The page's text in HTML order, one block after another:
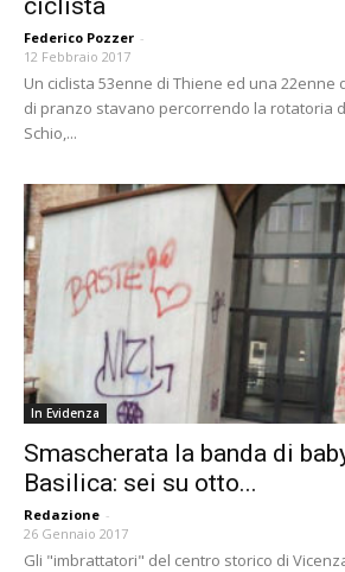
ciclista
Federico Pozzer -
12 Febbraio 2017
Un ciclista 53enne di Thiene ed una 22enne
di pranzo stavano percorrendo la rotatoria
Schio,...
In Evidenza
Smascherata la banda di
Basilica: sei su otto...
Redazione -
26 Gennaio 2017
Gli "imbrattatori" del centro storico di